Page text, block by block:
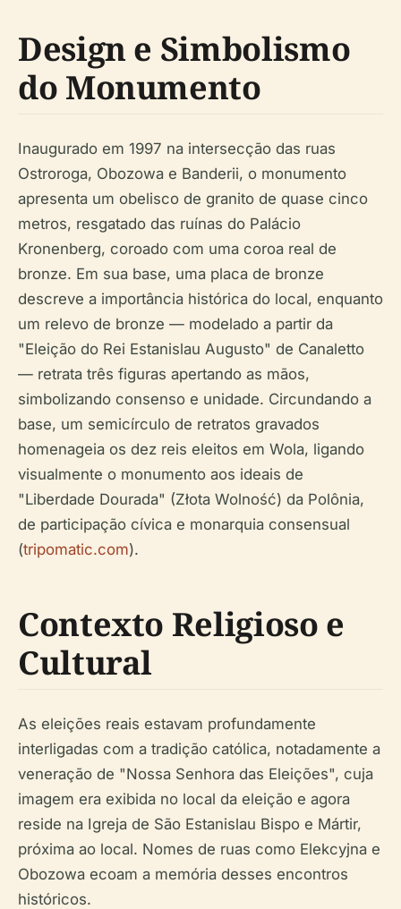
Design e Simbolismo
do Monumento
Inaugurado em 1997 na intersecção das ruas
Ostroroga, Obozowa e Banderii, o monumento
apresenta um obelisco de granito de quase cinco
metros, resgatado das ruínas do Palácio
Kronenberg, coroado com uma coroa real de
bronze. Em sua base, uma placa de bronze
descreve a importância histórica do local, enquanto
um relevo de bronze — modelado a partir da
"Eleição do Rei Estanislau Augusto" de Canaletto
— retrata três figuras apertando as mãos,
simbolizando consenso e unidade. Circundando a
base, um semicírculo de retratos gravados
homenageia os dez reis eleitos em Wola, ligando
visualmente o monumento aos ideais de
"Liberdade Dourada" (Złota Wolność) da Polônia,
de participação cívica e monarquia consensual
(tripomatic.com).
Contexto Religioso e
Cultural
As eleições reais estavam profundamente
interligadas com a tradição católica, notadamente a
veneração de "Nossa Senhora das Eleições", cuja
imagem era exibida no local da eleição e agora
reside na Igreja de São Estanislau Bispo e Mártir,
próxima ao local. Nomes de ruas como Elekcyjna e
Obozowa ecoam a memória desses encontros
históricos.